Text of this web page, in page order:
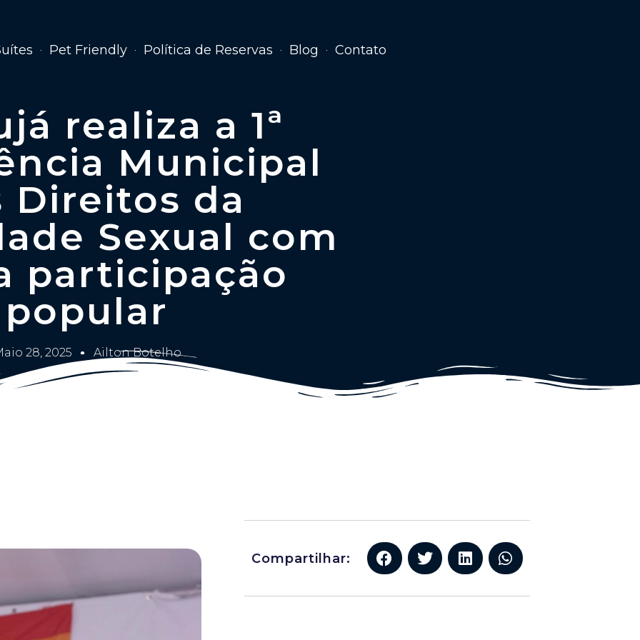
Pet Friendly Política de Reservas Blog Contato
realiza a 1ª
Municipal
Direitos da
Sexual com
participação
popular
28, 2025 Ailton Botelho
Compartilhar: